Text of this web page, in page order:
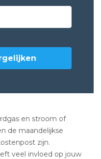
en stroom of
de maandelijkse
zijn.
veel invloed op jouw